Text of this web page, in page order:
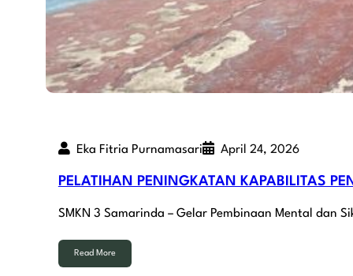
Eka Fitria Purnamasari April 24, 2026
PELATIHAN PENINGKATAN KAPABILITAS
SMKN 3 Samarinda – Gelar Pembinaan Mental dan
Read More